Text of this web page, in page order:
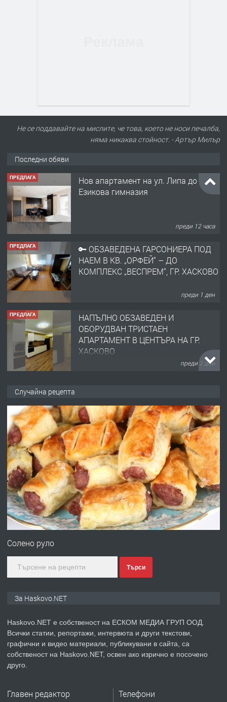
Не се поддавайте на мислите, че това, което не носи печалба,
няма никаква стойност. - Артър Милър
Последни обяви
ПРЕДЛАГА
Нов апартамент на ул. Липа до
Езикова гимназия
преди 12 часа
ПРЕДЛАГА
🔑 ОБЗАВЕДЕНА ГАРСОНИЕРА ПОД
НАЕМ В КВ. „ОРФЕЙ“ – ДО
КОМПЛЕКС „ВЕСПРЕМ“, ГР. ХАСКОВО
преди 1 ден
ПРЕДЛАГА
НАПЪЛНО ОБЗАВЕДЕН И
ОБОРУДВАН ТРИСТАЕН
АПАРТАМЕНТ В ЦЕНТЪРА НА ГР.
ХАСКОВО
преди 2 дни
преди 2 дни
ПРЕДЛАГА
№4120 Магазин/Офис под наем в кв.
Любен Каравелов, Хасково-близо до
градската градина!
преди 2 дни
ПРЕДЛАГА
ПРОСТОРЕН ТРИСТАЕН
преди 3 дни
ПРЕДЛАГА СГЛОБЯВАНЕ НА МЕБЕЛИ.
Случайна рецепта
Солено руло
Търси
За Haskovo.NET
Haskovo.NET е собственост на ЕСКОМ МЕДИА ГРУП ООД.
Всички статии, репортажи, интервюта и други текстови,
графични и видео материали, публикувани в сайта, са
собственост на Haskovo.NET, освен ако изрично е посочено
друго.
Главен редактор Телефони